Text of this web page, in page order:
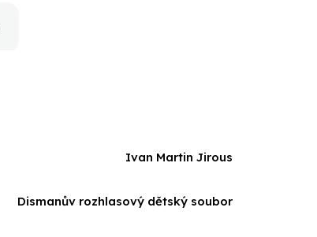
Ivan Martin Jirous
Dismanův rozhlasový dětský soubor